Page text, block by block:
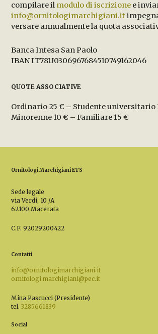
compilare il modulo di iscrizione e
info@ornitologimarchigiani.it
versare annualmente la quota
Banca Intesa San Paolo
IBAN IT78U0306967684510749162046
QUOTE ASSOCIATIVE
Ordinario 25 € – Studente universitario
Minorenne 10 € – Familiare 15 €
Ornitologi Marchigiani ETS
Sede legale
via Verdi, 10 /A
62100 Macerata
C.F. 92029200422
Contatti
info@ornitologimarchigiani.it
ornitologi.marchigiani@pec.it
Mina Pascucci (Presidente)
tel.3285661839
Social